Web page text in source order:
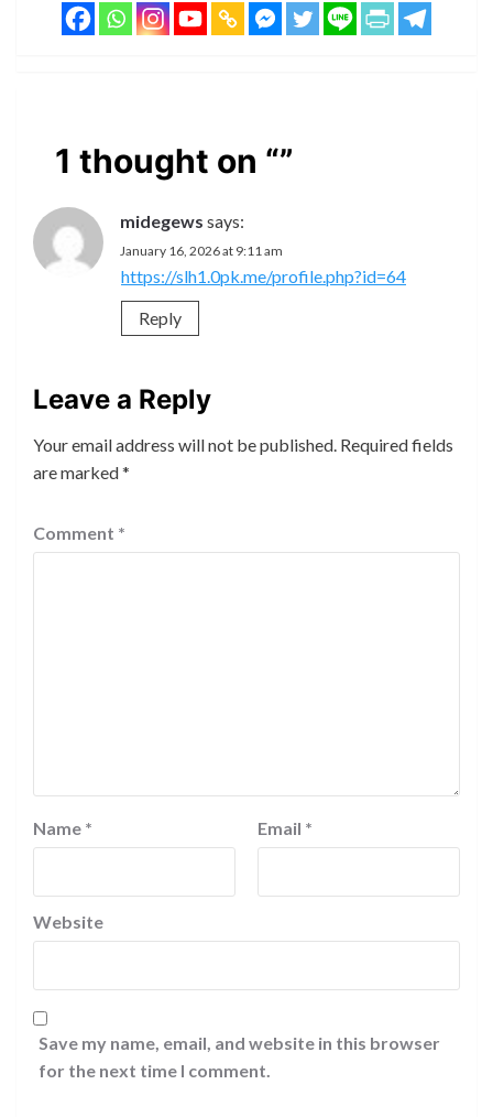
1 thought on “”
midegews says:
January 16, 2026 at 9:11 am
https://slh1.0pk.me/profile.php?id=64
Reply
Leave a Reply
Your email address will not be published. Required fields
are marked*
Comment *
Name * Email *
Website
Save my name, email, and website in this browser
for the next time I comment.